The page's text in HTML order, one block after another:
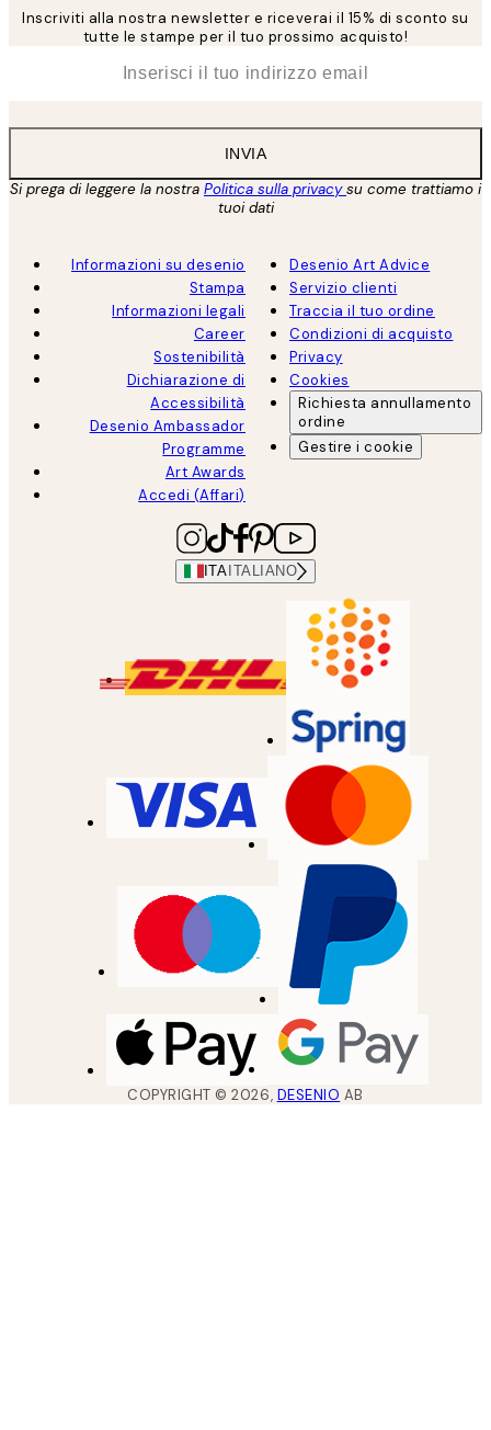
Inscriviti alla nostra newsletter e riceverai il 15% di sconto su
tutte le stampe per il tuo prossimo acquisto!
INVIA
Si prega di leggere la nostra Politica sulla privacysu come trattiamo i
tuoi dati
Informazioni su desenio
Stampa
Informazioni legali
Career
Sostenibilità
Dichiarazione di
Accessibilità
Desenio Ambassador
Programme
Art Awards
Accedi (Affari)
Desenio Art Advice
Servizio clienti
Traccia il tuo ordine
Condizioni di acquisto
Privacy
Cookies
Richiesta annullamento
ordine
Gestire i cookie
ITA ITALIANO
COPYRIGHT ©2026, DESENIO AB